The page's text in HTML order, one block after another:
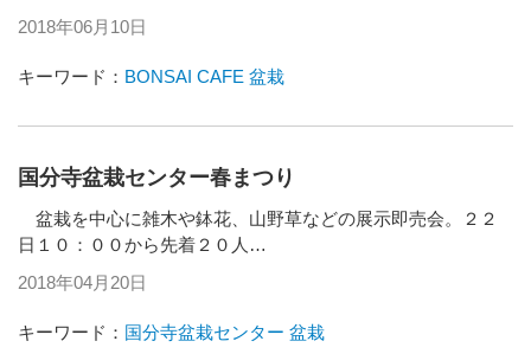
2018年06月10日
キーワード： BONSAI CAFE 盆栽
国分寺盆栽センター春まつり
盆栽を中心に雑木や鉢花、山野草などの展示即売会。２２
日１０：００から先着２０人…
2018年04月20日
キーワード： 国分寺盆栽センター 盆栽